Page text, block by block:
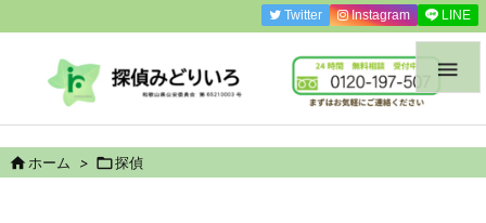

Twitter Instagram LINE
ホーム > 探偵